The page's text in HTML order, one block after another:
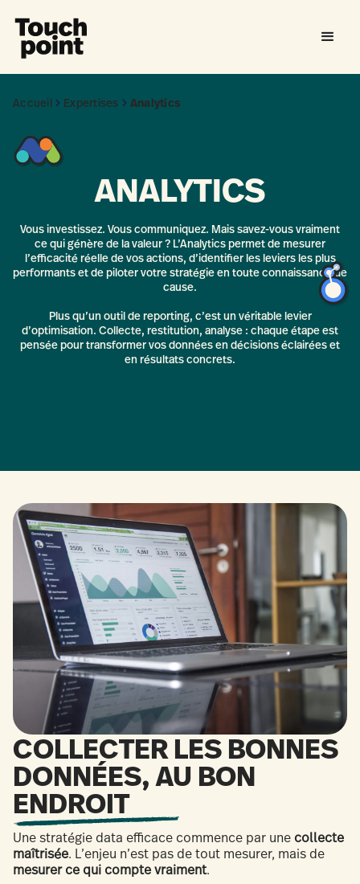
Accueil Expertises Analytics
ANALYTICS
Vous investissez. Vous communiquez. Mais savez-vous vraiment
ce qui génère de la valeur ? L’Analytics permet de mesurer
l’efficacité réelle de vos actions, d’identifier les leviers les plus
performants et de piloter votre stratégie en toute connaissance de
cause.
Plus qu’un outil de reporting, c’est un véritable levier
d’optimisation. Collecte, restitution, analyse : chaque étape est
pensée pour transformer vos données en décisions éclairées et
en résultats concrets.
COLLECTER LES BONNES
DONNÉES, AU BON
ENDROIT
Une stratégie data efficace commence par une collecte
maîtrisée. L’enjeu n’est pas de tout mesurer, mais de
mesurer ce qui compte vraiment.